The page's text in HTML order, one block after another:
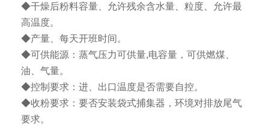
◆干燥后粉料容量、允许残余含水量、粒度、允许最
高温度。
◆产量、每天开班时间。
◆可供能源：蒸气压力可供量,电容量，可供燃煤、
油、气量。
◆控制要求：进、出口温度是否需要自控。
◆收粉要求：要否安装袋式捕集器，环境对排放尾气
要求。